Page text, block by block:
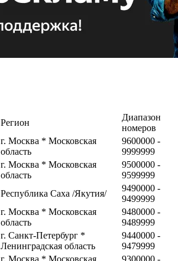
Регион
Диапазон
номеров
г. Москва * Московская
область
9600000 -
9999999
г. Москва * Московская
область
9500000 -
9599999
Республика Саха /Якутия/
9490000 -
9499999
г. Москва * Московская
область
9480000 -
9489999
г. Санкт-Петербург *
Ленинградская область
9440000 -
9479999